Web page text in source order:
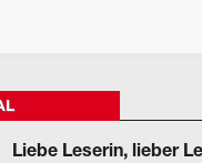
Liebe Leserin, lieber